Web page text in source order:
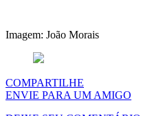
Imagem: João Morais
COMPARTILHE
ENVIE PARA UM AMIGO